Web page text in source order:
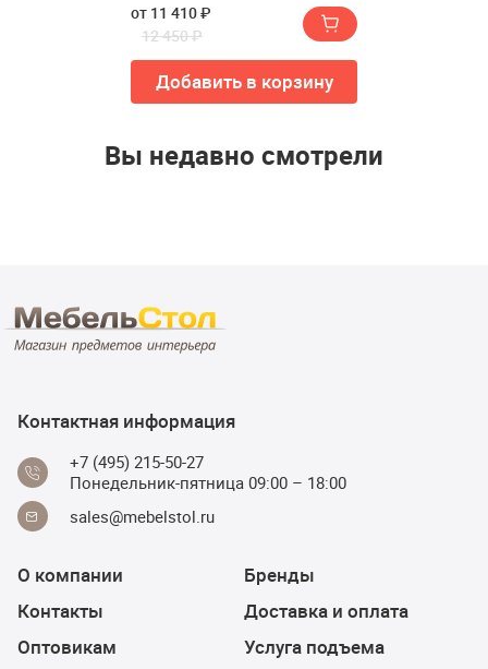
от 11 410 ₽
12 450 ₽
Добавить в корзину
Вы недавно смотрели
Контактная информация
+7 (495) 215-50-27
Понедельник-пятница 09:00 – 18:00
sales@mebelstol.ru
О компании
Контакты
Оптовикам
Бренды
Доставка и оплата
Услуга подъема